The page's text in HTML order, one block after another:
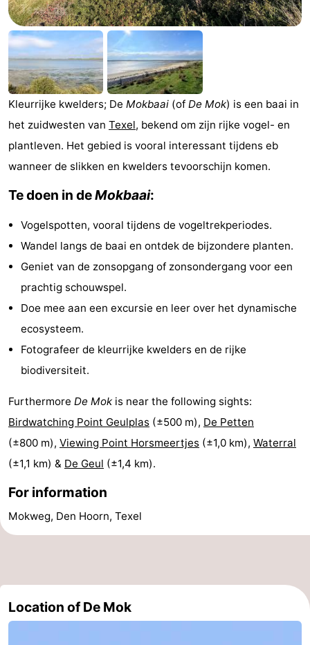
Cocksdorp
De
Koog
-
Oudeschild
-
De
Waal
-
Oosterend
Nature
beautiful
viewpoints
Spend
the
night
Apartments
-
Bosch
De
Holland
Land
Zeezicht
-
Strandplevier
Bed
(and
Campsites
-
Hoogelandt
Beach
-
Kleurrijke kwelders; De Mokbaai (of De Mok) is een baai in
het zuidwesten van Texel, bekend om zijn rijke vogel- en
plantleven. Het gebied is vooral interessant tijdens eb
wanneer de slikken en kwelders tevoorschijn komen.
Te doen in deMokbaai:
Vogelspotten, vooral tijdens de vogeltrekperiodes.
Wandel langs de baai en ontdek de bijzondere planten.
Geniet van de zonsopgang of zonsondergang voor een
prachtig schouwspel.
Doe mee aan een excursie en leer over het dynamische
ecosysteem.
Fotografeer de kleurrijke kwelders en de rijke
biodiversiteit.
Furthermore De Mok is near the following sights:
Birdwatching Point Geulplas (±500 m), De Petten
(±800 m), Viewing Point Horsmeertjes (±1,0 km), Waterral
(±1,1 km) & De Geul (±1,4 km).
For information
Mokweg, Den Hoorn, Texel
Location of De Mok